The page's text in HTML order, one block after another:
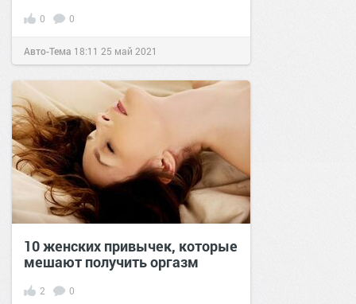
0 0
Авто-Тема 18:11 25 май 2021
10 женских привычек, которые
мешают получить оргазм
2 0